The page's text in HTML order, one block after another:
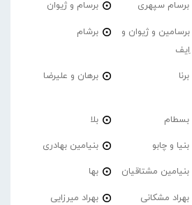
برسام سپهری برسام و ژیوان
برسامین و ژیوان و
اِیف
برشام
برنا برهان و علیرضا
بسطام بلا
بنیا و چابو بنیامین بهادری
بنیامین مشتاقیان بها
بهراد مشکانی بهراد میرزایی